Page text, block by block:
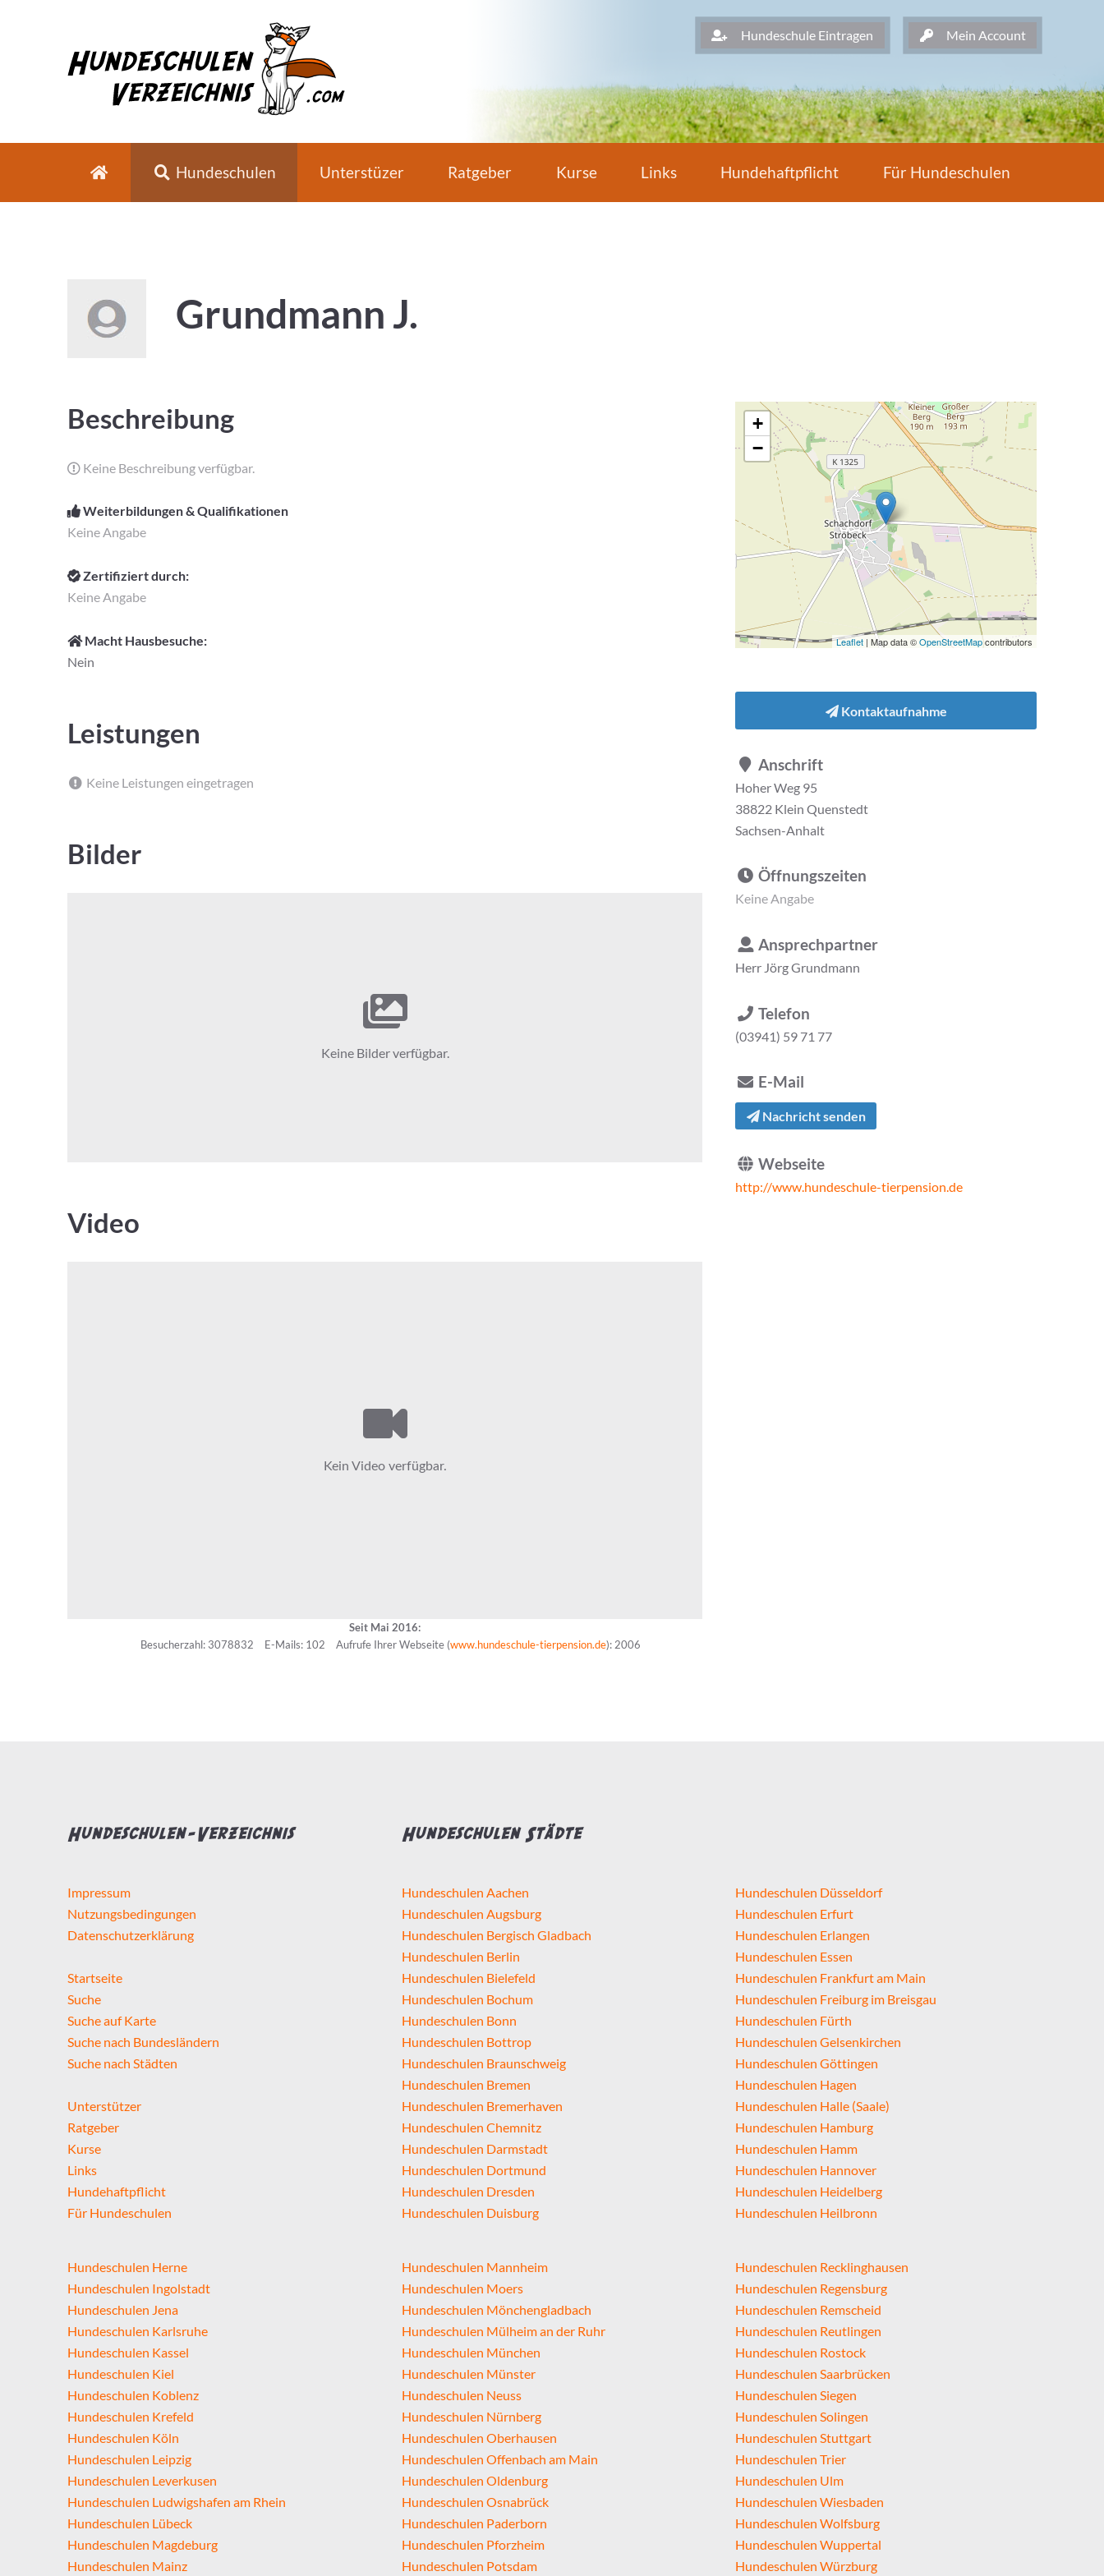
Hundeschule Eintragen Mein Account
Hundeschulen Unterstüzer Ratgeber Kurse Links Hundehaftpflicht Für Hundeschulen
Grundmann J.
Beschreibung
Keine Beschreibung verfügbar.
Weiterbildungen & Qualifikationen
Keine Angabe
Zertifiziert durch:
Keine Angabe
Macht Hausbesuche:
Nein
Leistungen
Keine Leistungen eingetragen
Bilder
Keine Bilder verfügbar.
Video
Seit Mai 2016:
Besucherzahl: 3078832
E-Mails: 102 Aufrufe Ihrer Webseite (www.hundeschule-tierpension.de): 2006
+
−
Leaflet| Map data ©OpenStreetMapcontributors
Kontaktaufnahme
Anschrift
Hoher Weg 95
38822 Klein Quenstedt
Sachsen-Anhalt
Öffnungszeiten
Keine Angabe
Ansprechpartner
Herr Jörg Grundmann
Telefon
(03941) 59 71 77
E-Mail
Nachricht senden
Webseite
http://www.hundeschule-tierpension.de
Hundeschulen-Verzeichnis
Impressum
Nutzungsbedingungen
Datenschutzerklärung
Startseite
Suche
Suche auf Karte
Suche nach Bundesländern
Suche nach Städten
Unterstützer
Ratgeber
Kurse
Links
Hundehaftpflicht
Für Hundeschulen
Hundeschulen Städte
Hundeschulen Aachen
Hundeschulen Augsburg
Hundeschulen Bergisch Gladbach
Hundeschulen Berlin
Hundeschulen Bielefeld
Hundeschulen Bochum
Hundeschulen Bonn
Hundeschulen Bottrop
Hundeschulen Braunschweig
Hundeschulen Bremen
Hundeschulen Bremerhaven
Hundeschulen Chemnitz
Hundeschulen Darmstadt
Hundeschulen Dortmund
Hundeschulen Dresden
Hundeschulen Duisburg
Hundeschulen Düsseldorf
Hundeschulen Erfurt
Hundeschulen Erlangen
Hundeschulen Essen
Hundeschulen Frankfurt am Main
Hundeschulen Freiburg im Breisgau
Hundeschulen Fürth
Hundeschulen Gelsenkirchen
Hundeschulen Göttingen
Hundeschulen Hagen
Hundeschulen Halle (Saale)
Hundeschulen Hamburg
Hundeschulen Hamm
Hundeschulen Hannover
Hundeschulen Heidelberg
Hundeschulen Heilbronn
Hundeschulen Herne
Hundeschulen Ingolstadt
Hundeschulen Jena
Hundeschulen Karlsruhe
Hundeschulen Kassel
Hundeschulen Kiel
Hundeschulen Koblenz
Hundeschulen Krefeld
Hundeschulen Köln
Hundeschulen Leipzig
Hundeschulen Leverkusen
Hundeschulen Ludwigshafen am Rhein
Hundeschulen Lübeck
Hundeschulen Magdeburg
Hundeschulen Mainz
Hundeschulen Mannheim
Hundeschulen Moers
Hundeschulen Mönchengladbach
Hundeschulen Mülheim an der Ruhr
Hundeschulen München
Hundeschulen Münster
Hundeschulen Neuss
Hundeschulen Nürnberg
Hundeschulen Oberhausen
Hundeschulen Offenbach am Main
Hundeschulen Oldenburg
Hundeschulen Osnabrück
Hundeschulen Paderborn
Hundeschulen Pforzheim
Hundeschulen Potsdam
Hundeschulen Recklinghausen
Hundeschulen Regensburg
Hundeschulen Remscheid
Hundeschulen Reutlingen
Hundeschulen Rostock
Hundeschulen Saarbrücken
Hundeschulen Siegen
Hundeschulen Solingen
Hundeschulen Stuttgart
Hundeschulen Trier
Hundeschulen Ulm
Hundeschulen Wiesbaden
Hundeschulen Wolfsburg
Hundeschulen Wuppertal
Hundeschulen Würzburg